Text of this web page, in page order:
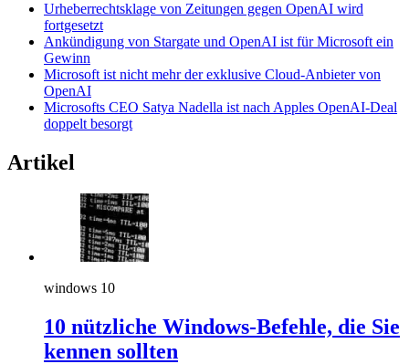
Urheberrechtsklage von Zeitungen gegen OpenAI wird
fortgesetzt
Ankündigung von Stargate und OpenAI ist für Microsoft ein
Gewinn
Microsoft ist nicht mehr der exklusive Cloud-Anbieter von
OpenAI
Microsofts CEO Satya Nadella ist nach Apples OpenAI-Deal
doppelt besorgt
Artikel
windows 10
10 nützliche Windows-Befehle, die Sie
kennen sollten